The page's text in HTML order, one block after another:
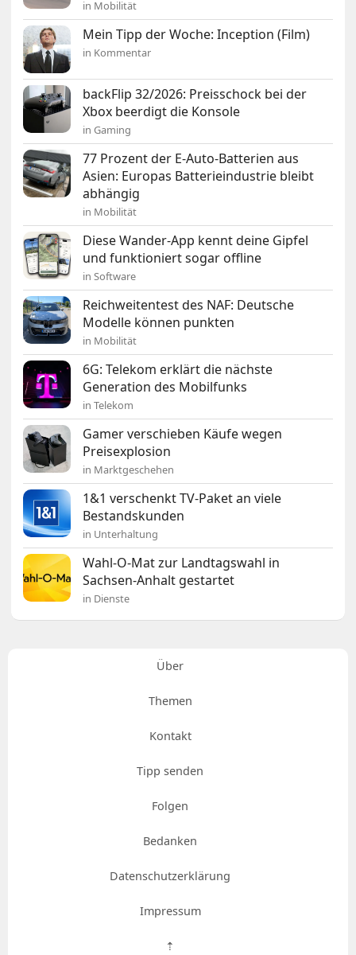
in Mobilität
Mein Tipp der Woche: Inception (Film)
in Kommentar
backFlip 32/2026: Preisschock bei der
Xbox beerdigt die Konsole
in Gaming
77 Prozent der E-Auto-Batterien aus
Asien: Europas Batterieindustrie bleibt
abhängig
in Mobilität
Diese Wander-App kennt deine Gipfel
und funktioniert sogar offline
in Software
Reichweitentest des NAF: Deutsche
Modelle können punkten
in Mobilität
6G: Telekom erklärt die nächste
Generation des Mobilfunks
in Telekom
Gamer verschieben Käufe wegen
Preisexplosion
in Marktgeschehen
1&1 verschenkt TV-Paket an viele
Bestandskunden
in Unterhaltung
Wahl-O-Mat zur Landtagswahl in
Sachsen-Anhalt gestartet
in Dienste
Über
Themen
Kontakt
Tipp senden
Folgen
Bedanken
Datenschutzerklärung
Impressum
⇡